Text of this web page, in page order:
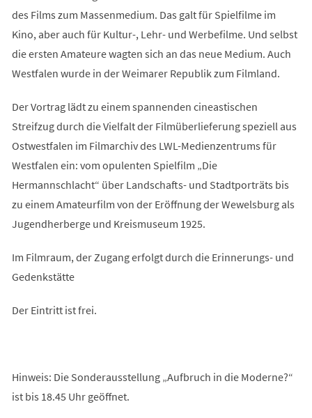
des Films zum Massenmedium. Das galt für Spielfilme im
Kino, aber auch für Kultur-, Lehr- und Werbefilme. Und selbst
die ersten Amateure wagten sich an das neue Medium. Auch
Westfalen wurde in der Weimarer Republik zum Filmland.
Der Vortrag lädt zu einem spannenden cineastischen
Streifzug durch die Vielfalt der Filmüberlieferung speziell aus
Ostwestfalen im Filmarchiv des LWL-Medienzentrums für
Westfalen ein: vom opulenten Spielfilm „Die
Hermannschlacht“ über Landschafts- und Stadtporträts bis
zu einem Amateurfilm von der Eröffnung der Wewelsburg als
Jugendherberge und Kreismuseum 1925.
Im Filmraum, der Zugang erfolgt durch die Erinnerungs- und
Gedenkstätte
Der Eintritt ist frei.
Hinweis: Die Sonderausstellung „Aufbruch in die Moderne?“
ist bis 18.45 Uhr geöffnet.